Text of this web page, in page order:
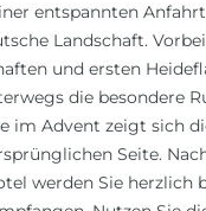
entspannten
Landschaft.
und ersten
die besondere
im Advent zeigt sich
Seite.
werden Sie herzlich